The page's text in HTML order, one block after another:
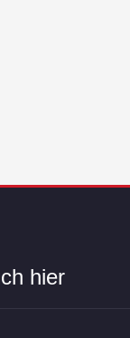
hier